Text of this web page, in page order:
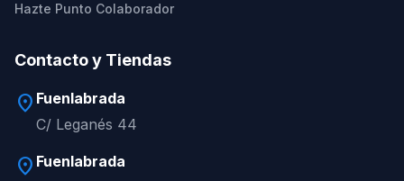
Hazte Punto Colaborador
Contacto y Tiendas
location_on Fuenlabrada
C/ Leganés 44
location_on Fuenlabrada